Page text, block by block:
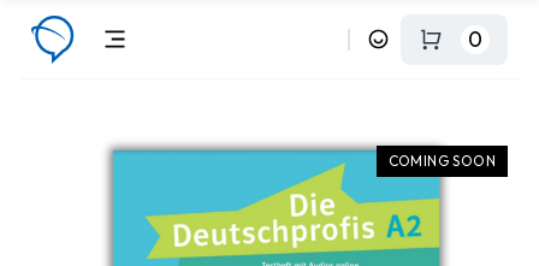
0
COMING SOON